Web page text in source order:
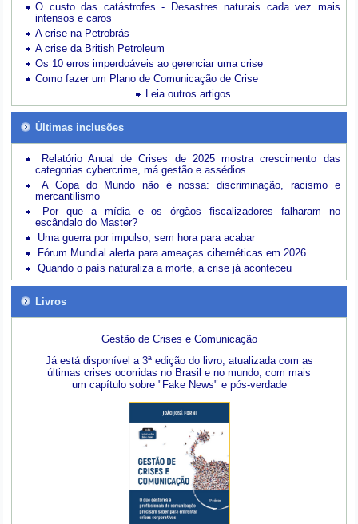
O custo das catástrofes -
Desastres naturais cada vez mais
intensos e caros
A crise na Petrobrás
A crise da British Petroleum
Os 10 erros imperdoáveis ao gerenciar uma crise
Como fazer um Plano de Comunicação de Crise
Leia outros artigos
Últimas inclusões
Relatório Anual de Crises de 2025 mostra crescimento das
categorias cybercrime, má gestão e assédios
A Copa do Mundo não é nossa: discriminação, racismo e
mercantilismo
Por que a mídia e os órgãos fiscalizadores falharam no
escândalo do Master?
Uma guerra por impulso, sem hora para acabar
Fórum Mundial alerta para ameaças cibernéticas em 2026
Quando o país naturaliza a morte, a crise já aconteceu
Livros
Gestão de Crises e Comunicação
Já está disponível a 3ª edição do livro, atualizada com as
últimas crises ocorridas no Brasil e no mundo; com mais
um capítulo sobre "Fake News" e pós-verdade